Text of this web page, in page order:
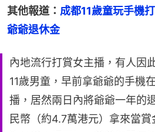
其他報道： 成都11歲童玩手機
爺爺退休金
內地流行打賞女主播，有人因
11歲男童，早前拿爺爺的手機
播，居然兩日內將爺爺一年的
民幣（約4.7萬港元）拿來當